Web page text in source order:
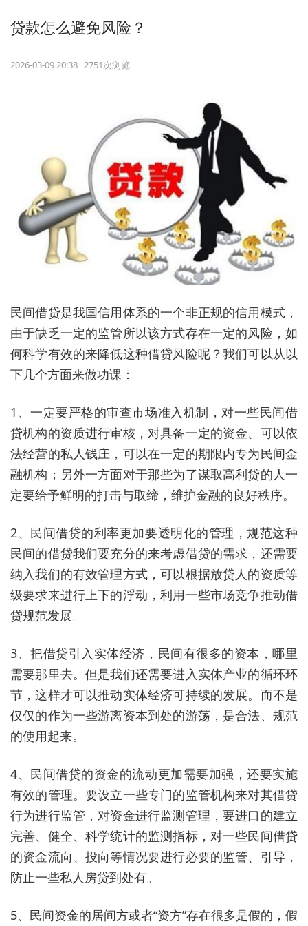
贷款怎么避免风险？
2026-03-09 20:38 2751次浏览
民间借贷是我国信用体系的一个非正规的信用模式，
由于缺乏一定的监管所以该方式存在一定的风险，如
何科学有效的来降低这种借贷风险呢？我们可以从以
下几个方面来做功课：
1、一定要严格的审查市场准入机制，对一些民间借
贷机构的资质进行审核，对具备一定的资金、可以依
法经营的私人钱庄，可以在一定的期限内专为民间金
融机构；另外一方面对于那些为了谋取高利贷的人一
定要给予鲜明的打击与取缔，维护金融的良好秩序。
2、民间借贷的利率更加要透明化的管理，规范这种
民间的借贷我们要充分的来考虑借贷的需求，还需要
纳入我们的有效管理方式，可以根据放贷人的资质等
级要求来进行上下的浮动，利用一些市场竞争推动借
贷规范发展。
3、把借贷引入实体经济，民间有很多的资本，哪里
需要那里去。但是我们还需要进入实体产业的循环环
节，这样才可以推动实体经济可持续的发展。而不是
仅仅的作为一些游离资本到处的游荡，是合法、规范
的使用起来。
4、民间借贷的资金的流动更加需要加强，还要实施
有效的管理。要设立一些专门的监管机构来对其借贷
行为进行监管，对资金进行监测管理，要进口的建立
完善、健全、科学统计的监测指标，对一些民间借贷
的资金流向、投向等情况要进行必要的监管、引导，
防止一些私人房贷到处有。
5、民间资金的居间方或者“资方”存在很多是假的，假